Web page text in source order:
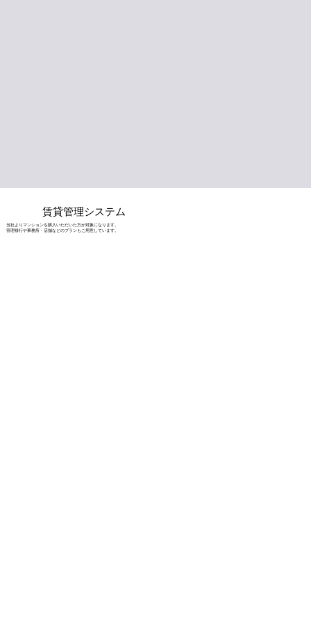
賃貸管理システム
当社よりマンションを購入いただいた方が対象になります。
管理移行や事務所・店舗などのプランもご用意しています。